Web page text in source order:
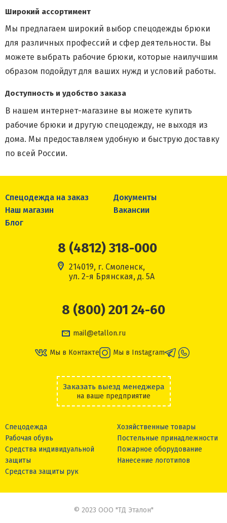
Широкий ассортимент
Мы предлагаем широкий выбор спецодежды брюки
для различных профессий и сфер деятельности. Вы
можете выбрать рабочие брюки, которые наилучшим
образом подойдут для ваших нужд и условий работы.
Доступность и удобство заказа
В нашем интернет-магазине вы можете купить
рабочие брюки и другую спецодежду, не выходя из
дома. Мы предоставляем удобную и быструю доставку
по всей России.
Спецодежда на заказ
Документы
Наш магазин
Вакансии
Блог
8 (4812) 318-000
214019, г. Смоленск,
ул. 2-я Брянская, д. 5А
8 (800) 201 24-60
mail@etallon.ru
Мы в Контакте Мы в Instagram
Заказать выезд менеджера
на ваше предприятие
Спецодежда
Рабочая обувь
Средства индивидуальной
защиты
Средства защиты рук
Хозяйственные товары
Постельные принадлежности
Пожарное оборудование
Нанесение логотипов
© 2023 ООО "ТД Эталон"